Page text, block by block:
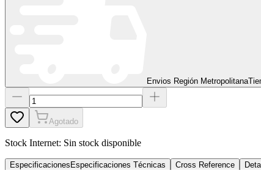
Envios Región Metropolitana
Agotado
Stock Internet: Sin stock disponible
Especificaciones Especificaciones Técnicas Cross Reference